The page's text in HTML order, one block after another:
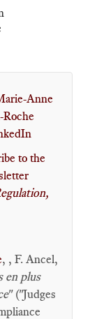
Anne
Roche
to the
, , F. Ancel,
en plus
" ("Judges